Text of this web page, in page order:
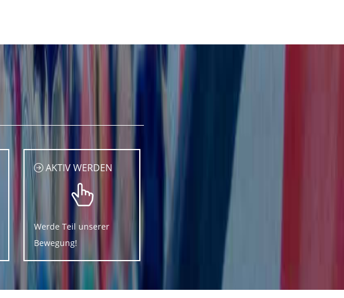
AKTIV WERDEN
Werde Teil unserer
Bewegung!